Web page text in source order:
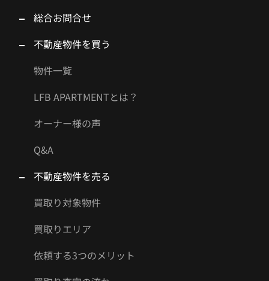
総合お問合せ
不動産物件を買う
物件一覧
LFB APARTMENTとは？
オーナー様の声
Q&A
不動産物件を売る
買取り対象物件
買取りエリア
依頼する3つのメリット